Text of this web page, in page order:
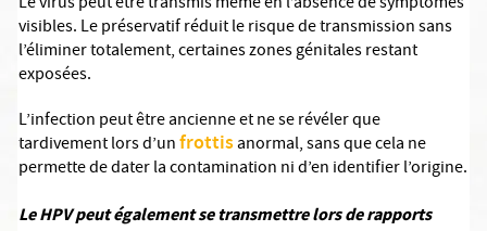
visibles. Le préservatif réduit le risque de transmission sans
l’éliminer totalement, certaines zones génitales restant
exposées.
L’infection peut être ancienne et ne se révéler que
tardivement lors d’unfrottisanormal, sans que cela ne
permette de dater la contamination ni d’en identifier l’origine.
Le HPV peut également se transmettre lors de rapports